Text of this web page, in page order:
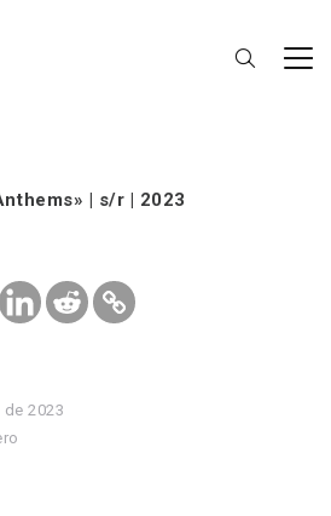
| s/r | 2023
2023